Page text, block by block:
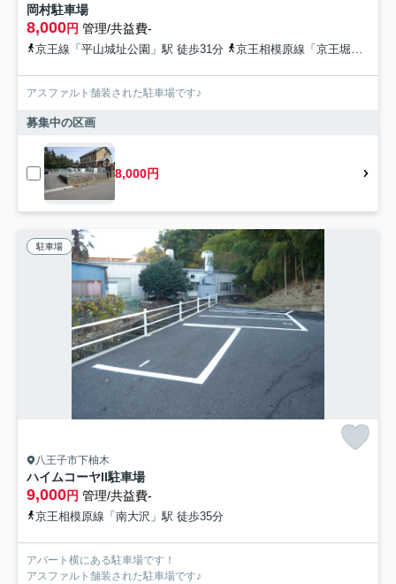
岡村駐車場
8,000円 管理/共益費-
京王線「平山城址公園」駅 徒歩31分 京王相模原線「京王堀之内」駅 徒歩35分
アスファルト舗装された駐車場です♪
募集中の区画
8,000円
駐車場
八王子市下柚木
ハイムコーヤII駐車場
9,000円 管理/共益費-
京王相模原線「南大沢」駅 徒歩35分
アパート横にある駐車場です！
アスファルト舗装された駐車場です♪